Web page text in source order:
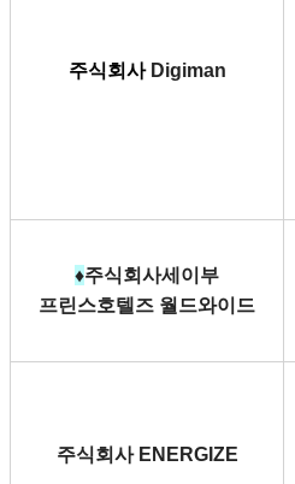
주식회사 Digiman
♦주식회사세이부
프린스호텔즈 월드와이드
주식회사 ENERGIZE